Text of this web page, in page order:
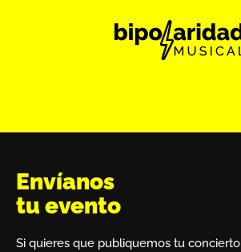
Envíanos
tu evento
Si quieres que publiquemos tu concierto